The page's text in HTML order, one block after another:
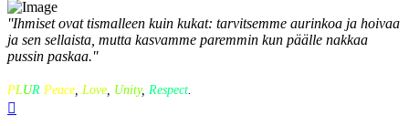
''Ihmiset ovat tismalleen kuin kukat: tarvitsemme aurinkoa ja hoivaa
ja sen sellaista, mutta kasvamme paremmin kun päälle nakkaa
pussin paskaa.''
PLUR Peace, Love, Unity, Respect.